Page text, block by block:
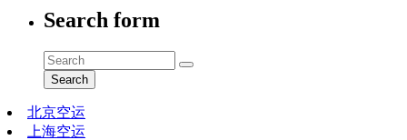
Search form
Search
北京空运
上海空运